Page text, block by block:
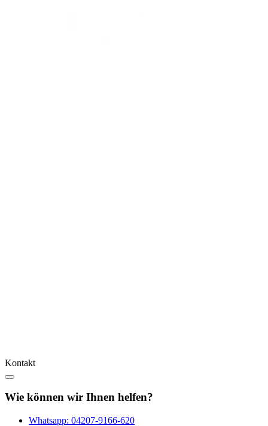
Kontakt
Wie können wir Ihnen helfen?
Whatsapp: 04207-9166-620